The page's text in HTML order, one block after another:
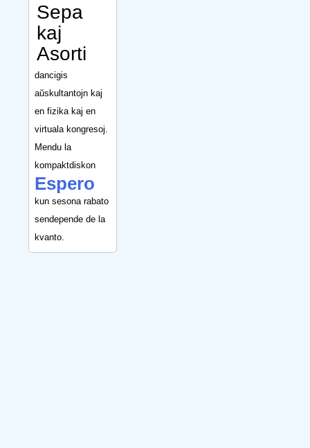
Sepa
kaj
Asorti
dancigis
aŭskultantojn kaj
en fizika kaj en
virtuala kongresoj.
Mendu la
kompaktdiskon
Espero
kun sesona rabato
sendepende de la
kvanto.